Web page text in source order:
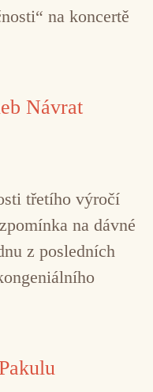
Jan Kubiš Josef
Studio Balet Praha
na koncertě
Návrat
třetího výročí
na dávné
z posledních